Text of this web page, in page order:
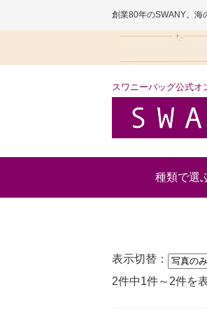
創業80年のSWANY。海
スワニーバッグ公式オ
種類で選
表示切替：
2件中1件～2件を